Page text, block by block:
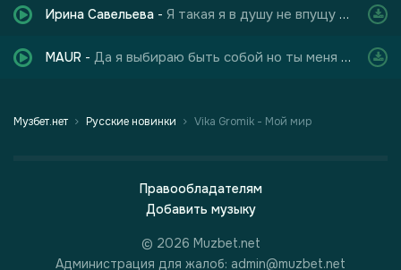
Ирина Савельева - Я такая я в душу не впущу тоску и грусть
MAUR - Да я выбираю быть собой но ты меня не слышишь
Музбет.нет Русские новинки Vika Gromik - Мой мир
Правообладателям
Добавить музыку
© 2026 Muzbet.net
Администрация для жалоб: admin@muzbet.net